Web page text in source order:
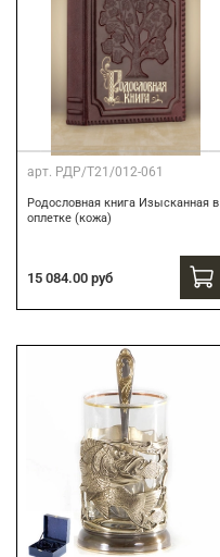
арт. РДР/Т21/012-061
Родословная книга Изысканная в
оплетке (кожа)
15 084.00 руб